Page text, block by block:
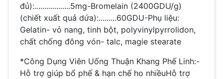
đủ):..................5mg-Bromelain (2400GDU/g)
(chiết xuất quả dứa):.........60GDU-Phụ liệu:
Gelatin- vỏ nang, tinh bột, polyvinylpyrrolidon,
chất chống đông vón- talc, magie stearate
*Công Dụng Viên Uống Thuận Khang Phế Linh:-
Hỗ trợ giúp bổ phế & hạn chế ho nhiềuHỗ trợ